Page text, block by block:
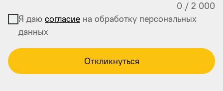
0 / 2 000
Я даю согласие на обработку персональных
данных
Откликнуться